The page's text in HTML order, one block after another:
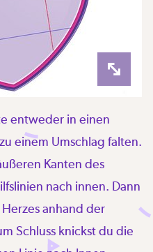
entweder in einen
einem Umschlag falten.
Kanten des
nach innen. Dann
anhand der
Schluss knickst du die